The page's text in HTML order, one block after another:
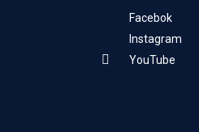
Facebok
Instagram
YouTube